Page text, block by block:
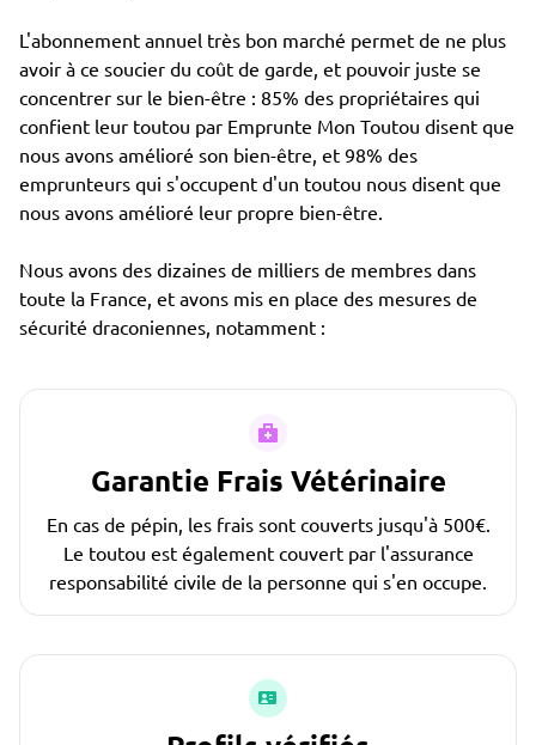
L'abonnement annuel très bon marché permet de ne plus
avoir à ce soucier du coût de garde, et pouvoir juste se
concentrer sur le bien-être : 85% des propriétaires qui
confient leur toutou par Emprunte Mon Toutou disent que
nous avons amélioré son bien-être, et 98% des
emprunteurs qui s'occupent d'un toutou nous disent que
nous avons amélioré leur propre bien-être.
Nous avons des dizaines de milliers de membres dans
toute la France, et avons mis en place des mesures de
sécurité draconiennes, notamment :
Garantie Frais Vétérinaire
En cas de pépin, les frais sont couverts jusqu'à 500€.
Le toutou est également couvert par l'assurance
responsabilité civile de la personne qui s'en occupe.